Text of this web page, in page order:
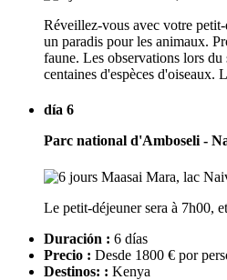
Réveillez-vous avec votre
un paradis pour les animaux.
faune. Les observations lors du
centaines d'espèces d'oiseaux.
día 6
Parc national d'Amboseli -
Le petit-déjeuner sera à 7h00,
Duración : 6 días
Precio : Desde 1800 € por
Destinos: : Kenya